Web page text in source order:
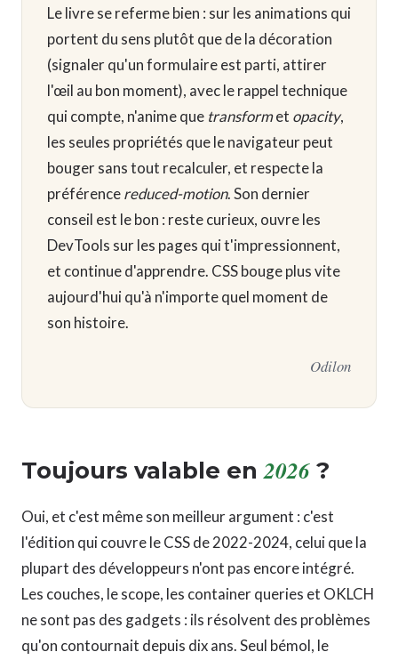
Le livre se referme bien : sur les animations qui
portent du sens plutôt que de la décoration
(signaler qu'un formulaire est parti, attirer
l'œil au bon moment), avec le rappel technique
qui compte, n'anime que transformet opacity,
les seules propriétés que le navigateur peut
bouger sans tout recalculer, et respecte la
préférencereduced-motion. Son dernier
conseil est le bon : reste curieux, ouvre les
DevTools sur les pages qui t'impressionnent,
et continue d'apprendre. CSS bouge plus vite
aujourd'hui qu'à n'importe quel moment de
son histoire.
Odilon
Toujours valable en 2026 ?
Oui, et c'est même son meilleur argument : c'est
l'édition qui couvre le CSS de 2022-2024, celui que la
plupart des développeurs n'ont pas encore intégré.
Les couches, le scope, les container queries et OKLCH
ne sont pas des gadgets : ils résolvent des problèmes
qu'on contournait depuis dix ans. Seul bémol, le